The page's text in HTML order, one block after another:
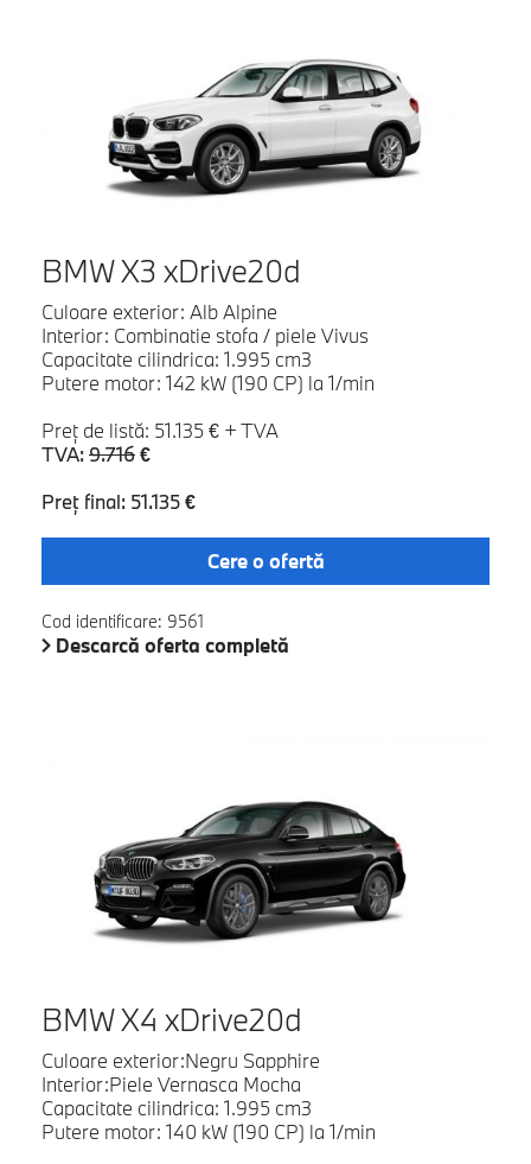
BMW X3 xDrive20d
Culoare exterior: Alb Alpine
Interior: Combinatie stofa / piele Vivus
Capacitate cilindrica: 1.995 cm3
Putere motor: 142 kW (190 CP) la 1/min
Preţ de listă: 51.135 € + TVA
TVA: 9.716€
Preţ final: 51.135 €
Cere o ofertă
Cod identificare: 9561
Descarcă oferta completă
BMW X4 xDrive20d
Culoare exterior:Negru Sapphire
Interior:Piele Vernasca Mocha
Capacitate cilindrica: 1.995 cm3
Putere motor: 140 kW (190 CP) la 1/min